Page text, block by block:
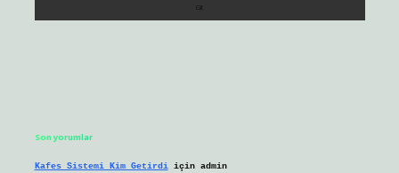
Son yorumlar
Kafes Sistemi Kim Getirdiiçin admin